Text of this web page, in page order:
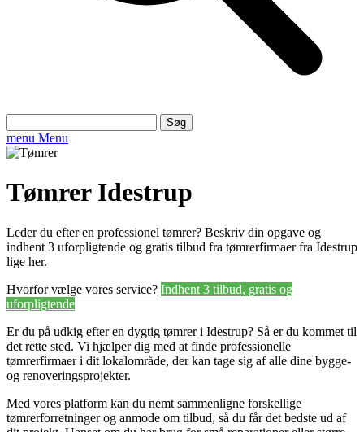
efter:
menu Menu
Tømrer Idestrup
Leder du efter en professionel tømrer? Beskriv din opgave og
indhent 3 uforpligtende og gratis tilbud fra tømrerfirmaer fra Idestrup
lige her.
Hvorfor vælge vores service? Indhent 3 tilbud, gratis og
uforpligtende
Er du på udkig efter en dygtig tømrer i Idestrup? Så er du kommet til
det rette sted. Vi hjælper dig med at finde professionelle
tømrerfirmaer i dit lokalområde, der kan tage sig af alle dine bygge-
og renoveringsprojekter.
Med vores platform kan du nemt sammenligne forskellige
tømrerforretninger og anmode om tilbud, så du får det bedste ud af